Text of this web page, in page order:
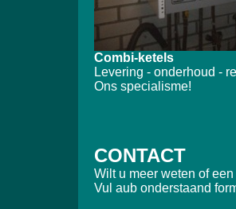
Combi-ketels
Levering - onderhoud -
Ons specialisme!
CONTACT
Wilt u meer weten of
Vul aub onderstaand